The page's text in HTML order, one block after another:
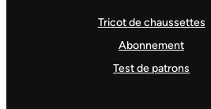
Tricot de chaussettes
Abonnement
Test de patrons